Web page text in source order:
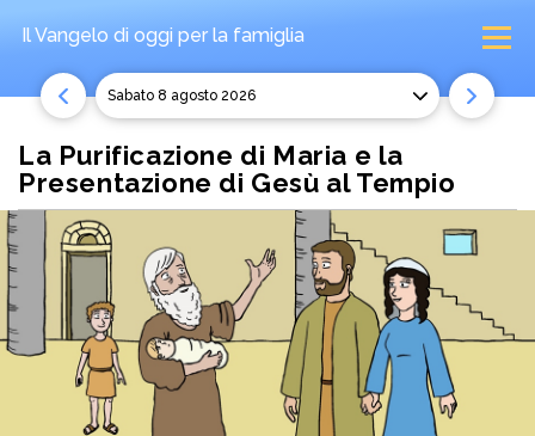
Il Vangelo di oggi per la famiglia
sabato 8 agosto 2026
La Purificazione di Maria e la
Presentazione di Gesù al Tempio